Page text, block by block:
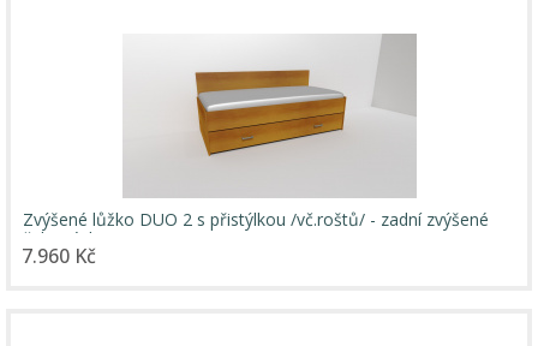
Zvýšené lůžko DUO 2 s přistýlkou /vč.roštů/ - zadní zvýšené
čelo / úchyty JONY
7.960 Kč